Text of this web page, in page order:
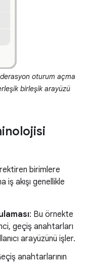
oturum açma
birleşik arayüzü
birimlere
iş akışı genellikle
: Bu örnekte
geçiş anahtarları
arayüzünü işler.
anahtarlarının